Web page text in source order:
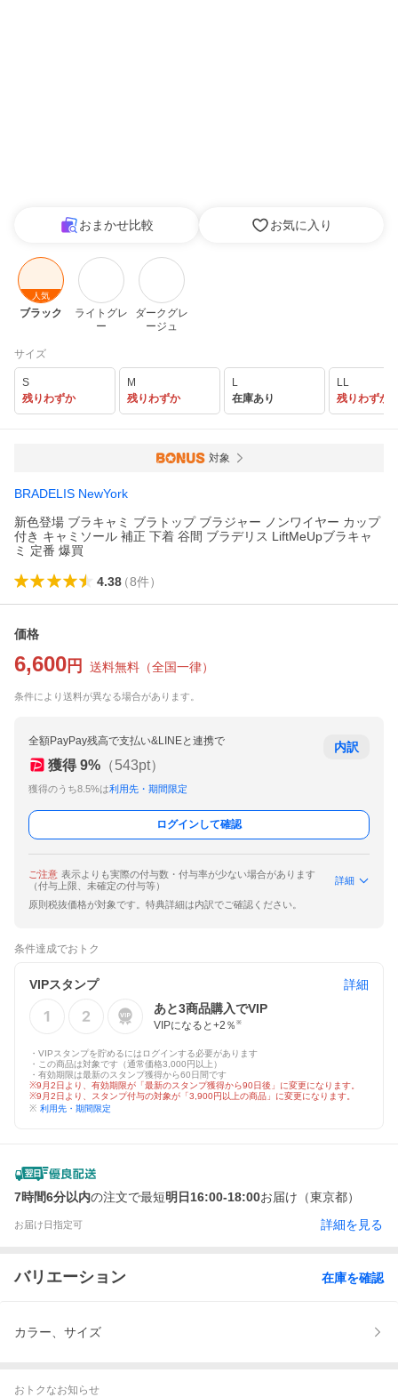
おまかせ比較 お気に入り
人気
ブラック
ライトグレ
ー
ダークグレ
ージュ
サイズ
S
残りわずか
M
残りわずか
L
在庫あり
LL
残りわずか
対象
BRADELIS NewYork
新色登場 ブラキャミ ブラトップ ブラジャー ノンワイヤー カップ
付き キャミソール 補正 下着 谷間 ブラデリス LiftMeUpブラキャ
ミ 定番 爆買
4.38（8件）
価格
6,600 円 送料無料 （全国一律）
条件により送料が異なる場合があります。
全額PayPay残高で支払い&LINEと連携で
獲得 9% （543pt）
獲得のうち8.5%は利用先・期間限定
内訳
ログインして確認
ご注意 表示よりも実際の付与数・付与率が少ない場合があります
（付与上限、未確定の付与等）
詳細
原則税抜価格が対象です。特典詳細は内訳でご確認ください。
条件達成でおトク
VIPスタンプ
詳細
あと3商品購入でVIP
VIPになると+2 ％ ※
・VIPスタンプを貯めるにはログインする必要があります
・この商品は対象です（通常価格3,000円以上）
・有効期限は最新のスタンプ獲得から60日間です
※9月2日より、有効期限が「最新のスタンプ獲得から90日後」に変更になります。
※9月2日より、スタンプ付与の対象が「3,900円以上の商品」に変更になります。
※ 利用先・期間限定
7時間6分以内の注文で最短明日16:00-18:00お届け（東京都）
お届け日指定可 詳細を見る
バリエーション 在庫を確認
カラー、サイズ
おトクなお知らせ